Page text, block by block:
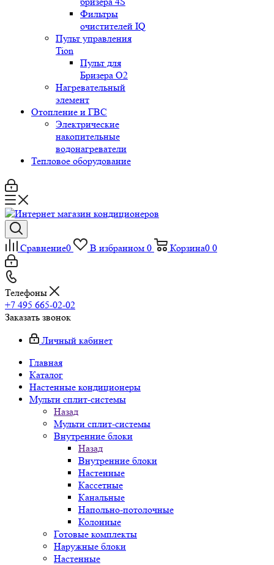
Фильтры
очистителей IQ
Пульт управления
Tion
Пульт для
Бризера O2
Нагревательный
элемент
Отопление и ГВС
Электрические
накопительные
водонагреватели
Тепловое оборудование
Сравнение0 В избранном 0 Корзина0 0
Телефоны
+7 495 665-02-02
Заказать звонок
Личный кабинет
Главная
Каталог
Настенные кондиционеры
Мульти сплит-системы
Назад
Мульти сплит-системы
Внутренние блоки
Назад
Внутренние блоки
Настенные
Кассетные
Канальные
Напольно-потолочные
Колонные
Готовые комплекты
Наружные блоки
Настенные